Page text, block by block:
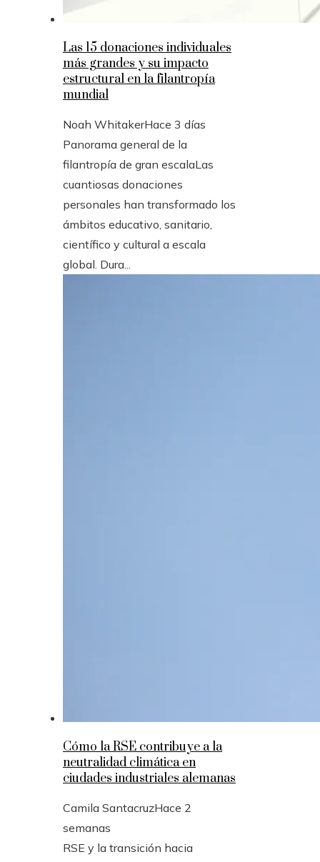
Las 15 donaciones individuales
más grandes y su impacto
estructural en la filantropía
mundial
Noah WhitakerHace 3 días
Panorama general de la
filantropía de gran escalaLas
cuantiosas donaciones
personales han transformado los
ámbitos educativo, sanitario,
científico y cultural a escala
global. Dura...
Cómo la RSE contribuye a la
neutralidad climática en
ciudades industriales alemanas
Camila SantacruzHace 2
semanas
RSE y la transición hacia